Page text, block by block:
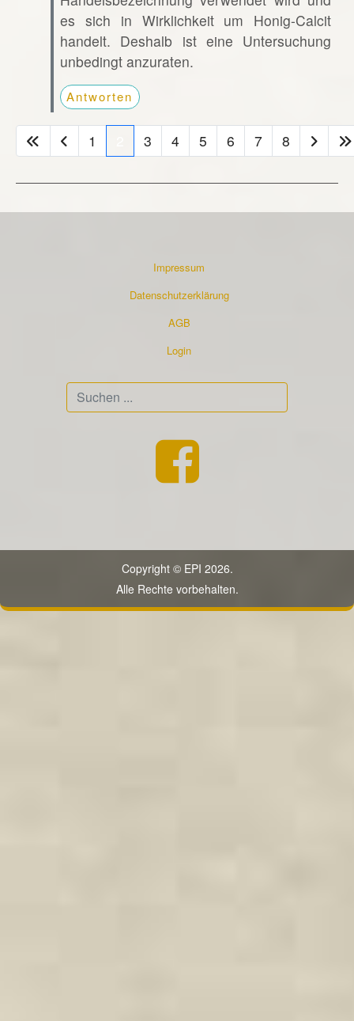
es sich in Wirklichkeit um Honig-Calcit
handelt. Deshalb ist eine Untersuchung
unbedingt anzuraten.
Antworten
1 3 4 5 6 7 8
Impressum
Datenschutzerklärung
AGB
Login
Copyright © EPI 2026.
Alle Rechte vorbehalten.